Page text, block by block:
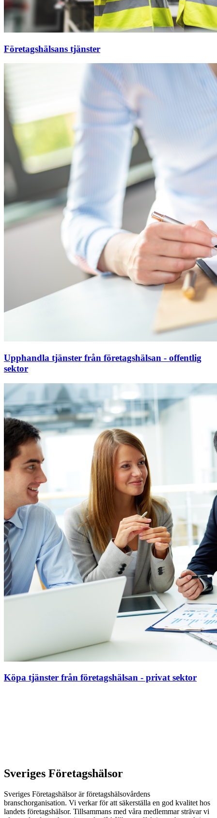
Företagshälsans tjänster
Upphandla tjänster från företagshälsan - offentlig
sektor
Köpa tjänster från företagshälsan - privat sektor
Sveriges Företagshälsor
Sveriges Företagshälsor är företagshälsovårdens
branschorganisation. Vi verkar för att säkerställa en god kvalitet hos
landets företagshälsor. Tillsammans med våra medlemmar strävar vi